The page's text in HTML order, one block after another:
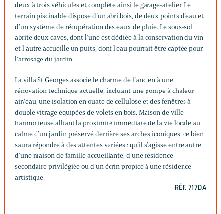
deux à trois véhicules et complète ainsi le garage-atelier. Le
terrain piscinable dispose d’un abri bois, de deux points d’eau et
d’un système de récupération des eaux de pluie. Le sous-sol
abrite deux caves, dont l’une est dédiée à la conservation du vin
et l’autre accueille un puits, dont l’eau pourrait être captée pour
l’arrosage du jardin.
La villa St Georges associe le charme de l’ancien à une
rénovation technique actuelle, incluant une pompe à chaleur
air/eau, une isolation en ouate de cellulose et des fenêtres à
double vitrage équipées de volets en bois. Maison de ville
harmonieuse alliant la proximité immédiate de la vie locale au
calme d’un jardin préservé derrière ses arches iconiques, ce bien
saura répondre à des attentes variées : qu’il s’agisse entre autre
d’une maison de famille accueillante, d’une résidence
secondaire privilégiée ou d’un écrin propice à une résidence
artistique.
RÉF. 717DA